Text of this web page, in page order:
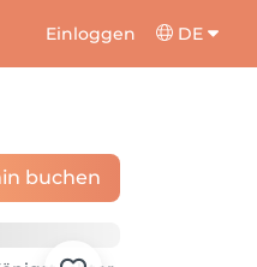
Einloggen DE
buchen